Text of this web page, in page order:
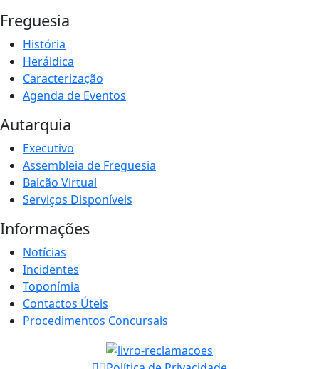
Freguesia
História
Heráldica
Caracterização
Agenda de Eventos
Autarquia
Executivo
Assembleia de Freguesia
Balcão Virtual
Serviços Disponíveis
Informações
Notícias
Incidentes
Toponímia
Contactos Úteis
Procedimentos Concursais